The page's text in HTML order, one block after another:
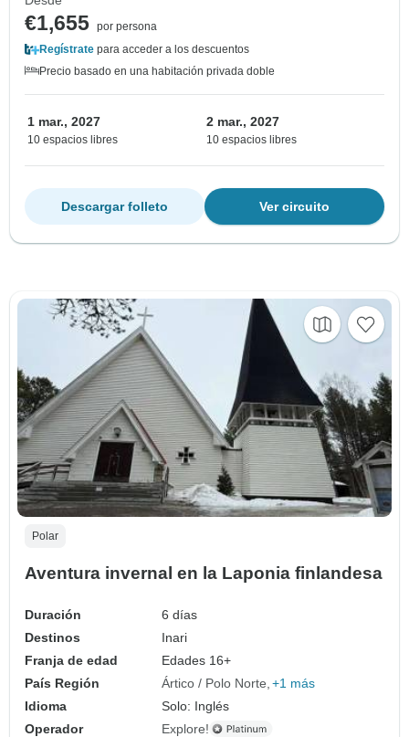
€1,655 por persona
Regístrate para acceder a los descuentos
Precio basado en una habitación privada doble
1 mar., 2027
10 espacios libres
2 mar., 2027
10 espacios libres
Ver circuito
Descargar folleto
Polar
Aventura invernal en la Laponia finlandesa
Duración
6 días
Destinos
Inari
Franja de edad
Edades 16+
País Región
Ártico / Polo Norte +1 más
Idioma
Solo: Inglés
Operador
Explore!